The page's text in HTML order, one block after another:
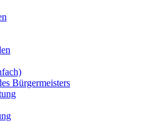
Bürgermeisters